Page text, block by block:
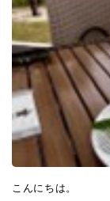
こんにちは。